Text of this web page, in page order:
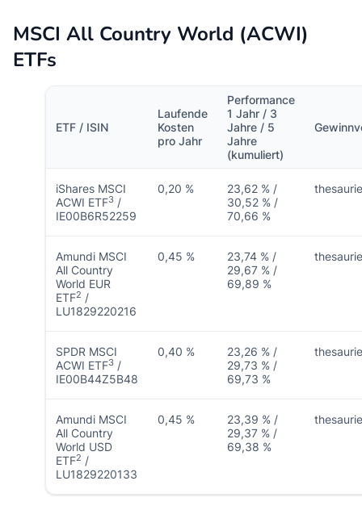
MSCI All Country World (ACWI)
ETFs
ETF / ISIN
Laufende
Kosten
pro Jahr
Performance
1 Jahr / 3
Jahre / 5
Jahre
(kumuliert)
iShares MSCI
ACWI ETF3 /
IE00B6R52259
0,20 %
23,62 % /
30,52 % /
70,66 %
Amundi MSCI
All Country
World EUR
ETF2 /
LU1829220216
0,45 %
23,74 % /
29,67 % /
69,89 %
SPDR MSCI
ACWI ETF3 /
IE00B44Z5B48
0,40 %
23,26 % /
29,73 % /
69,73 %
Amundi MSCI
All Country
World USD
ETF2 /
LU1829220133
0,45 %
23,39 % /
29,37 % /
69,38 %